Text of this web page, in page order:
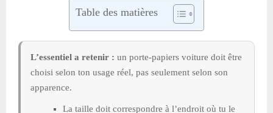
Table des matières
L’essentiel a retenir : un porte-papiers voiture doit être
choisi selon ton usage réel, pas seulement selon son
apparence.
La taille doit correspondre à l’endroit où tu le